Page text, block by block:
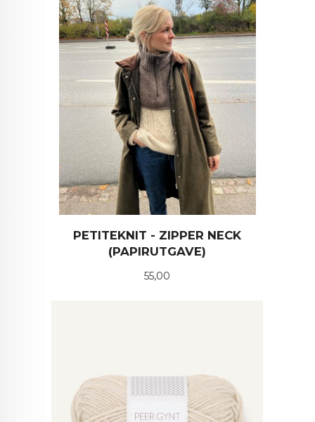
PETITEKNIT - ZIPPER NECK
(PAPIRUTGAVE)
Pris
55,00